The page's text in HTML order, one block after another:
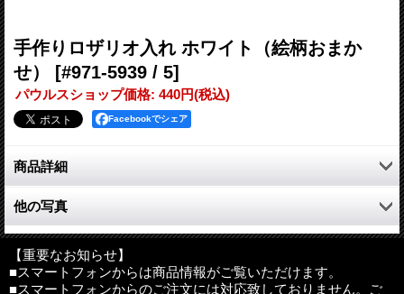
手作りロザリオ入れ ホワイト（絵柄おまか
せ）
[#971-5939 / 5]
パウルスショップ価格: 440円(税込)
Facebookでシェア
商品詳細
手作りのロザリオ入れ。大切なロザリオをやさしく守ります。
絵柄の刺繍はおまかせとなります。
サイズ：約7×7.8cm
材質：フェルト
他の写真
【重要なお知らせ】
■スマートフォンからは商品情報がご覧いただけます。
■スマートフォンからのご注文には対応致しておりません。ご